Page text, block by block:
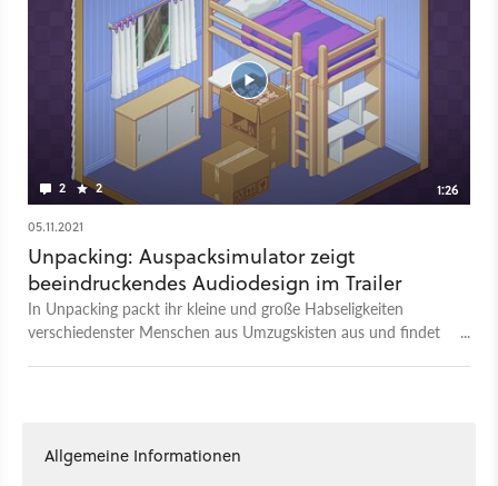
2 2
1:26
05.11.2021
Unpacking: Auspacksimulator zeigt
beeindruckendes Audiodesign im Trailer
In Unpacking packt ihr kleine und große Habseligkeiten
verschiedenster Menschen aus Umzugskisten aus und findet
Allgemeine Informationen